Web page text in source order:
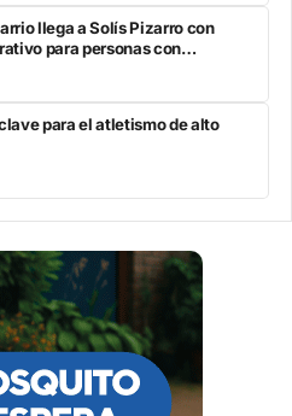
llega a Solís Pizarro con
para personas con
para el atletismo de alto